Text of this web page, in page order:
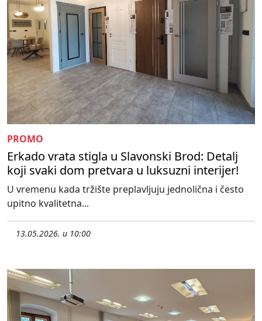
PROMO
Erkado vrata stigla u Slavonski Brod: Detalj
koji svaki dom pretvara u luksuzni interijer!
U vremenu kada tržište preplavljuju jednolična i često
upitno kvalitetna...
13.05.2026. u 10:00